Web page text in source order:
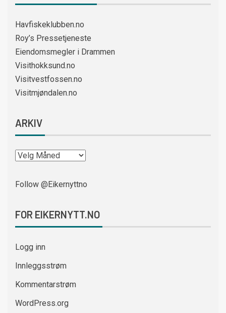
Havfiskeklubben.no
Roy’s Pressetjeneste
Eiendomsmegler i Drammen
Visithokksund.no
Visitvestfossen.no
Visitmjøndalen.no
ARKIV
Follow @Eikernyttno
FOR EIKERNYTT.NO
Logg inn
Innleggsstrøm
Kommentarstrøm
WordPress.org